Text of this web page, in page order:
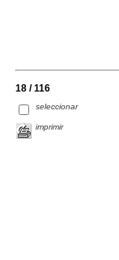
18 / 116
seleccionar
imprimir